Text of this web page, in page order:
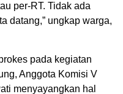
per-RT. Tidak ada
datang,” ungkap warga,
pada kegiatan
Anggota Komisi V
menyayangkan hal